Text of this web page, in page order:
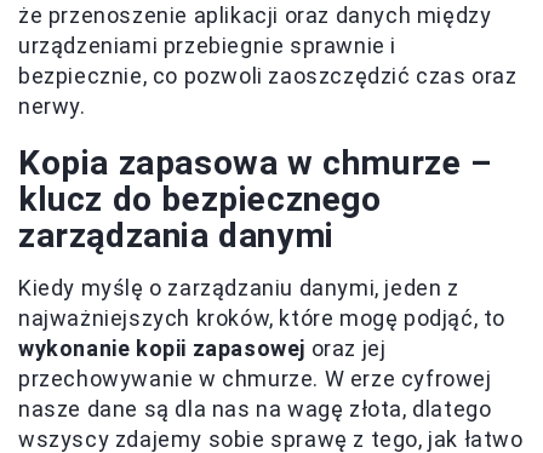
że przenoszenie aplikacji oraz danych między
urządzeniami przebiegnie sprawnie i
bezpiecznie, co pozwoli zaoszczędzić czas oraz
nerwy.
Kopia zapasowa w chmurze –
klucz do bezpiecznego
zarządzania danymi
Kiedy myślę o zarządzaniu danymi, jeden z
najważniejszych kroków, które mogę podjąć, to
wykonanie kopii zapasowej oraz jej
przechowywanie w chmurze. W erze cyfrowej
nasze dane są dla nas na wagę złota, dlatego
wszyscy zdajemy sobie sprawę z tego, jak łatwo